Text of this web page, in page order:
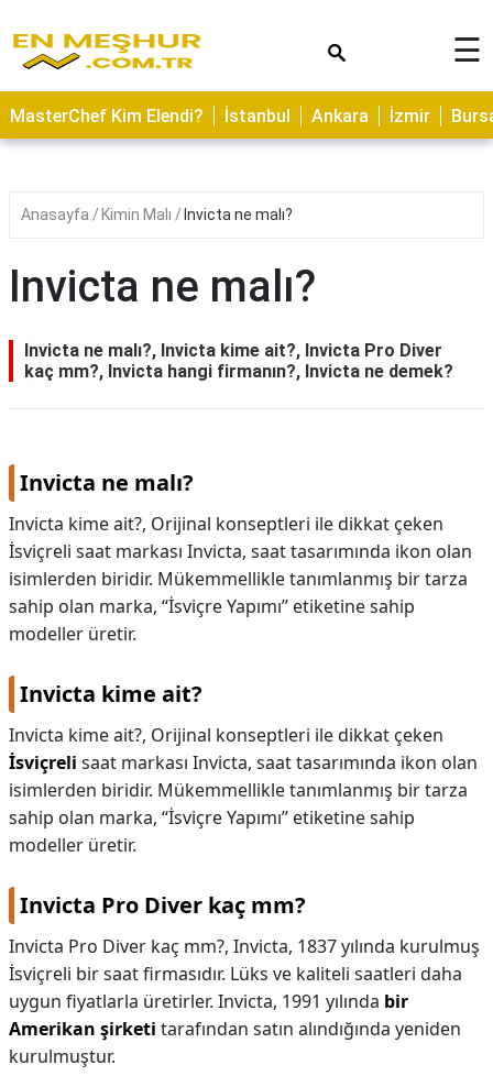
ASTROLOJİ
SAĞLIK
YERLER
NEDİR
HAMİLELİK
KAPLICALAR
İLETİŞİM
☰
MasterChef Kim Elendi? İstanbul Ankara İzmir
Anasayfa Kimin Malı Invicta ne malı?
Invicta ne malı?
Invicta ne malı?, Invicta kime ait?, Invicta Pro Diver
kaç mm?, Invicta hangi firmanın?, Invicta ne demek?
Invicta ne malı?
Invicta kime ait?, Orijinal konseptleri ile dikkat çeken
İsviçreli saat markası Invicta, saat tasarımında ikon olan
isimlerden biridir. Mükemmellikle tanımlanmış bir tarza
sahip olan marka, “İsviçre Yapımı” etiketine sahip
modeller üretir.
Invicta kime ait?
Invicta kime ait?, Orijinal konseptleri ile dikkat çeken
İsviçreli saat markası Invicta, saat tasarımında ikon olan
isimlerden biridir. Mükemmellikle tanımlanmış bir tarza
sahip olan marka, “İsviçre Yapımı” etiketine sahip
modeller üretir.
Invicta Pro Diver kaç mm?
Invicta Pro Diver kaç mm?, Invicta, 1837 yılında kurulmuş
İsviçreli bir saat firmasıdır. Lüks ve kaliteli saatleri daha
uygun fiyatlarla üretirler. Invicta, 1991 yılında bir
Amerikan şirketi tarafından satın alındığında yeniden
kurulmuştur.